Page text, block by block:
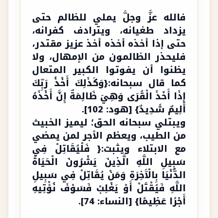
فالله عزَّ وجلَّ يملي للظالم حتى
يزداد طغيانه، ويترادف كفرانه،
حتى إذا أخذه أخذه أخذ عزيز مقتدر،
فليحذر الظالمون من الإمهال، ولا
يظنوا أن يفوتوا الكبير المتعال
كما قال سبحانه:{وَكَذَلِكَ أَخْذُ رَبِّكَ
إِذَا أَخَذَ الْقُرَى وَهِيَ ظَالِمَةٌ إِنَّ أَخْذَهُ
أَلِيمٌ شَدِيدٌ} [هود: 102].
ويبتلي سبحانه الحق؛ ليميز الخبيث
من الطيب، ويعظم الأجر لمن يمضي
مع الابتلاء ويثبت:{ فَلْيُقَاتِلْ فِي
سَبِيلِ اللَّهِ الَّذِينَ يَشْرُونَ الْحَيَاةَ
الدُّنْيَا بِالْآَخِرَةِ وَمَنْ يُقَاتِلْ فِي سَبِيلِ
اللَّهِ فَيُقْتَلْ أَوْ يَغْلِبْ فَسَوْفَ نُؤْتِيهِ
أَجْرًا عَظِيمًا} [النساء: 74].